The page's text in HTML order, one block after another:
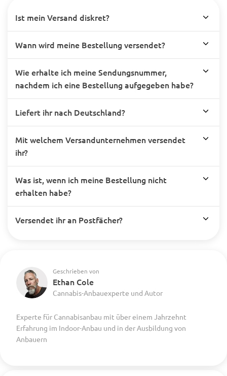
Ist mein Versand diskret?
Wann wird meine Bestellung versendet?
Wie erhalte ich meine Sendungsnummer,
nachdem ich eine Bestellung aufgegeben habe?
Liefert ihr nach Deutschland?
Mit welchem Versandunternehmen versendet
ihr?
Was ist, wenn ich meine Bestellung nicht
erhalten habe?
Versendet ihr an Postfächer?
Geschrieben von
Ethan Cole
Cannabis-Anbauexperte und Autor
Experte für Cannabisanbau mit über einem Jahrzehnt
Erfahrung im Indoor-Anbau und in der Ausbildung von
Anbauern